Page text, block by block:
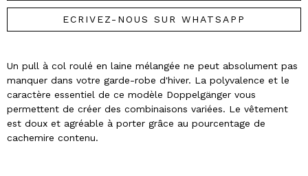
ECRIVEZ-NOUS SUR WHATSAPP
Un pull à col roulé en laine mélangée ne peut absolument pas
manquer dans votre garde-robe d'hiver. La polyvalence et le
caractère essentiel de ce modèle Doppelgänger vous
permettent de créer des combinaisons variées. Le vêtement
est doux et agréable à porter grâce au pourcentage de
cachemire contenu.